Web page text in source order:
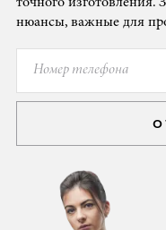
нюансы, важные для